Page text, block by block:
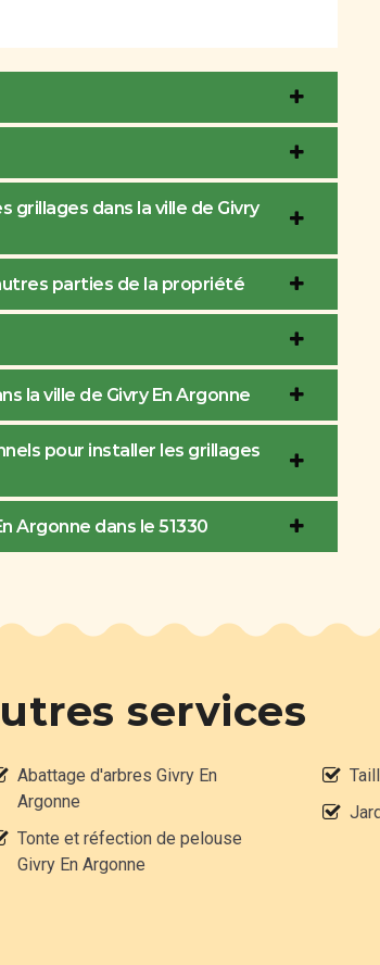
grillages dans la ville de Givry
parties de la propriété
la ville de Givry En Argonne
pour installer les grillages
Argonne dans le 51330
services
Abattage d'arbres Givry En
Argonne
Tonte et réfection de pelouse
Givry En Argonne